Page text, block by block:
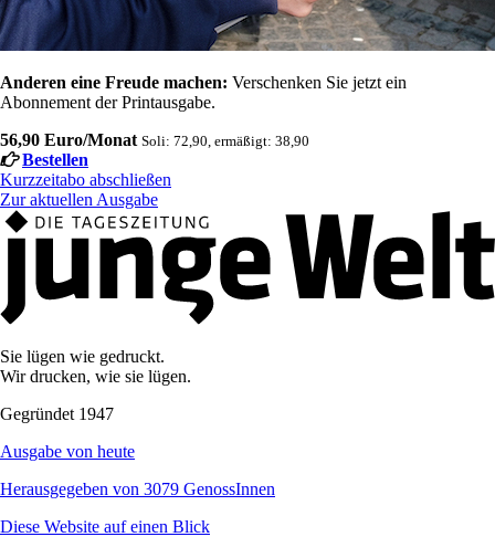
Anderen eine Freude machen: Verschenken Sie jetzt ein
Abonnement der Printausgabe.
56,90 Euro/Monat Soli: 72,90, ermäßigt: 38,90
Bestellen
Kurzzeitabo abschließen
Zur aktuellen Ausgabe
Sie lügen wie gedruckt.
Wir drucken, wie sie lügen.
Gegründet 1947
Ausgabe von heute
Herausgegeben von 3079 GenossInnen
Diese Website auf einen Blick